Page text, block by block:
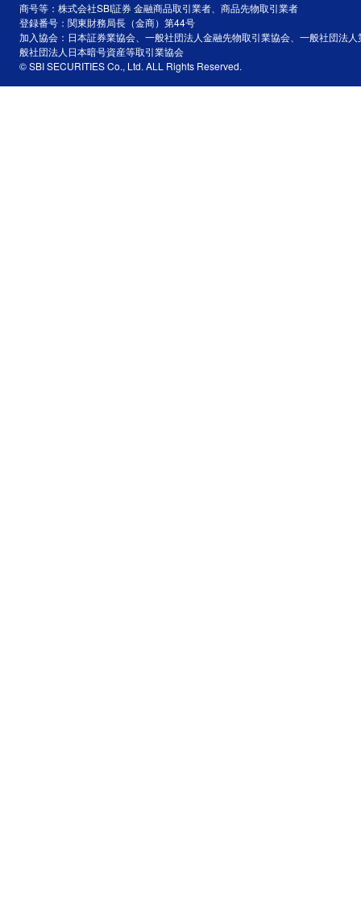
商号等：株式会社SBI証券 金融商品取引業者、商品先物取引業者
登録番号：関東財務局長（金商）第44号
加入協会：日本証券業協会、一般社団法人金融先物取引業協会、一般社団法
般社団法人日本暗号資産等取引業協会
© SBI SECURITIES Co., Ltd. ALL Rights Reserved.